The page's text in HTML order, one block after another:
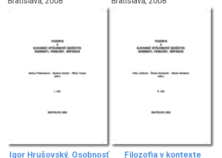
Igor Hrušovský. Osobnosť
Filozofia v kontexte